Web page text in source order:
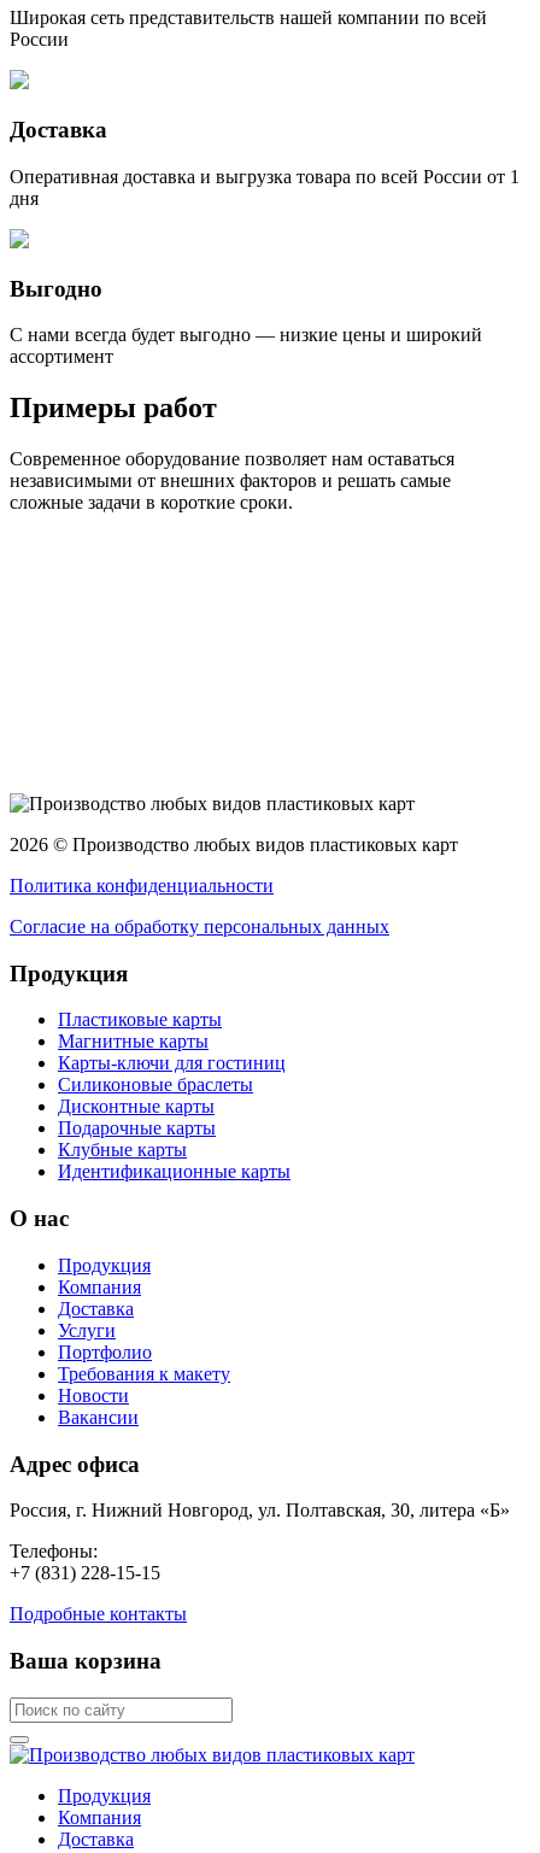
Широкая сеть представительств нашей компании по всей
России
Доставка
Оперативная доставка и выгрузка товара по всей России от 1
дня
Выгодно
С нами всегда будет выгодно — низкие цены и широкий
ассортимент
Примеры работ
Современное оборудование позволяет нам оставаться
независимыми от внешних факторов и решать самые
сложные задачи в короткие сроки.
2026 © Производство любых видов пластиковых карт
Политика конфиденциальности
Согласие на обработку персональных данных
Продукция
Пластиковые карты
Магнитные карты
Карты-ключи для гостиниц
Силиконовые браслеты
Дисконтные карты
Подарочные карты
Клубные карты
Идентификационные карты
О нас
Продукция
Компания
Доставка
Услуги
Портфолио
Требования к макету
Новости
Вакансии
Адрес офиса
Россия, г. Нижний Новгород, ул. Полтавская, 30, литера «Б»
Телефоны:
+7 (831) 228-15-15
Подробные контакты
Ваша корзина
Продукция
Компания
Доставка